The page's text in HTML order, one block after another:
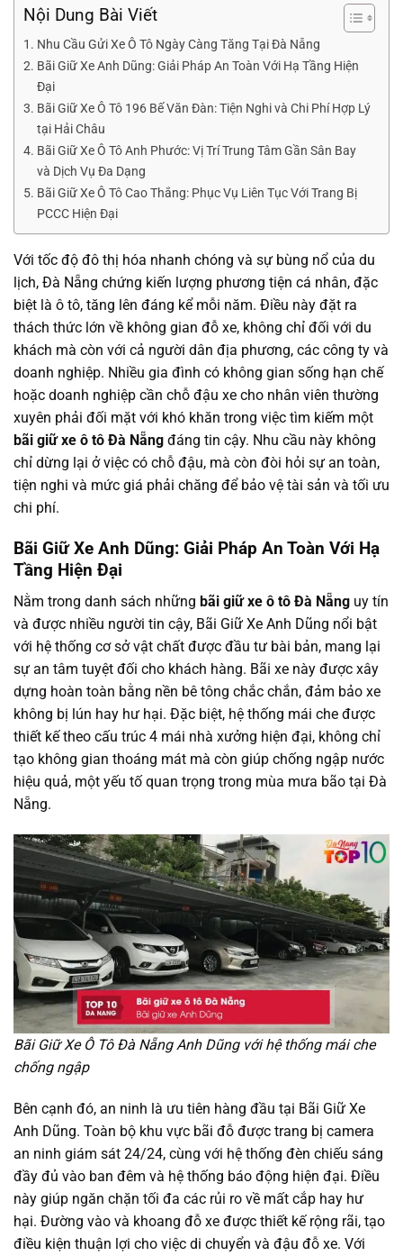
Nội Dung Bài Viết
Nhu Cầu Gửi Xe Ô Tô Ngày Càng Tăng Tại Đà Nẵng
Bãi Giữ Xe Anh Dũng: Giải Pháp An Toàn Với Hạ Tầng Hiện
Đại
Bãi Giữ Xe Ô Tô 196 Bế Văn Đàn: Tiện Nghi và Chi Phí Hợp Lý
tại Hải Châu
Bãi Giữ Xe Ô Tô Anh Phước: Vị Trí Trung Tâm Gần Sân Bay
và Dịch Vụ Đa Dạng
Bãi Giữ Xe Ô Tô Cao Thắng: Phục Vụ Liên Tục Với Trang Bị
PCCC Hiện Đại
Với tốc độ đô thị hóa nhanh chóng và sự bùng nổ của du
lịch, Đà Nẵng chứng kiến lượng phương tiện cá nhân, đặc
biệt là ô tô, tăng lên đáng kể mỗi năm. Điều này đặt ra
thách thức lớn về không gian đỗ xe, không chỉ đối với du
khách mà còn với cả người dân địa phương, các công ty và
doanh nghiệp. Nhiều gia đình có không gian sống hạn chế
hoặc doanh nghiệp cần chỗ đậu xe cho nhân viên thường
xuyên phải đối mặt với khó khăn trong việc tìm kiếm một
bãi giữ xe ô tô Đà Nẵng đáng tin cậy. Nhu cầu này không
chỉ dừng lại ở việc có chỗ đậu, mà còn đòi hỏi sự an toàn,
tiện nghi và mức giá phải chăng để bảo vệ tài sản và tối ưu
chi phí.
Bãi Giữ Xe Anh Dũng: Giải Pháp An Toàn Với Hạ
Tầng Hiện Đại
Nằm trong danh sách những bãi giữ xe ô tô Đà Nẵng uy tín
và được nhiều người tin cậy, Bãi Giữ Xe Anh Dũng nổi bật
với hệ thống cơ sở vật chất được đầu tư bài bản, mang lại
sự an tâm tuyệt đối cho khách hàng. Bãi xe này được xây
dựng hoàn toàn bằng nền bê tông chắc chắn, đảm bảo xe
không bị lún hay hư hại. Đặc biệt, hệ thống mái che được
thiết kế theo cấu trúc 4 mái nhà xưởng hiện đại, không chỉ
tạo không gian thoáng mát mà còn giúp chống ngập nước
hiệu quả, một yếu tố quan trọng trong mùa mưa bão tại Đà
Nẵng.
Bãi Giữ Xe Ô Tô Đà Nẵng Anh Dũng với hệ thống mái che
chống ngập
Bên cạnh đó, an ninh là ưu tiên hàng đầu tại Bãi Giữ Xe
Anh Dũng. Toàn bộ khu vực bãi đỗ được trang bị camera
an ninh giám sát 24/24, cùng với hệ thống đèn chiếu sáng
đầy đủ vào ban đêm và hệ thống báo động hiện đại. Điều
này giúp ngăn chặn tối đa các rủi ro về mất cắp hay hư
hại. Đường vào và khoang đỗ xe được thiết kế rộng rãi, tạo
điều kiện thuận lợi cho việc di chuyển và đậu đỗ xe. Với